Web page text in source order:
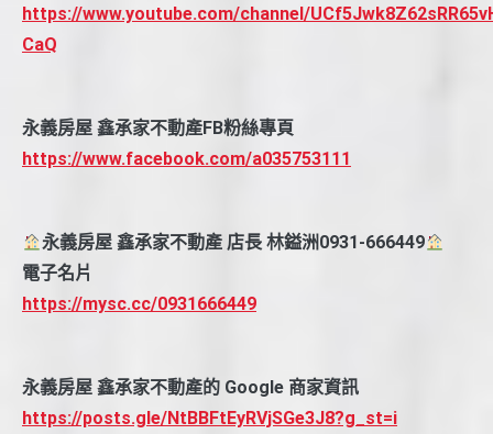
https://www.youtube.com/channel/
CaQ
永義房屋 鑫承家不動產FB粉絲專頁
https://www.facebook.com/a035753111
永義房屋 鑫承家不動產 店長 林鎰洲0931-666449
電子名片
https://mysc.cc/0931666449
永義房屋 鑫承家不動產的 Google 商家資訊
https://posts.gle/NtBBFtEyRVjSGe3J8?g_st=i